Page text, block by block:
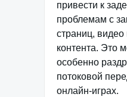
привести к
проблемам с
страниц, видео
контента. Это
особенно
потоковой
онлайн-играх.